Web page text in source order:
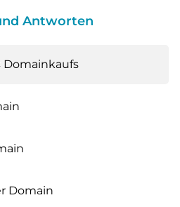
Antworten
Domain